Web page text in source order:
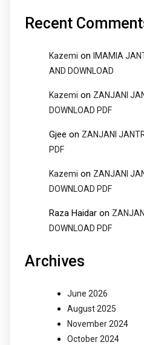
Recent
Kazemi on
IMAMIA
AND DOWNLOAD
Kazemi on ZANJANI
DOWNLOAD PDF
Gjee on ZANJANI
PDF
Kazemi on ZANJANI
DOWNLOAD PDF
Raza Haidar on
DOWNLOAD PDF
Archives
June 2026
August 2025
November 2024
October 2024